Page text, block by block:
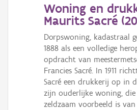
Waarneming
Gebeurtenis
Persoon of collectief
Woning en
Maurits Sacré (
Dorpswoning, kadastraal
1888 als een volledige
opdracht van
Francies Sacré. In 1911
Sacré een drukkerij op in
zijn ouderlijke woning, die
zeldzaam voorbeeld is van